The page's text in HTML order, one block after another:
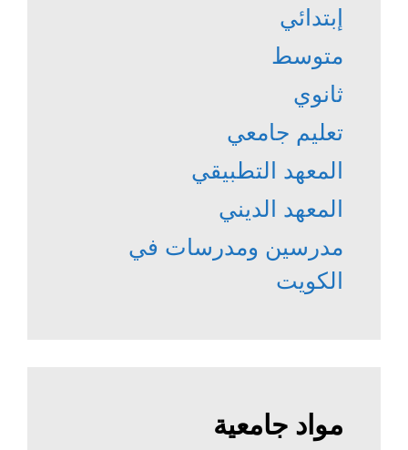
إبتدائي
متوسط
ثانوي
تعليم جامعي
المعهد التطبيقي
المعهد الديني
مدرسين ومدرسات في
الكويت
مواد جامعية